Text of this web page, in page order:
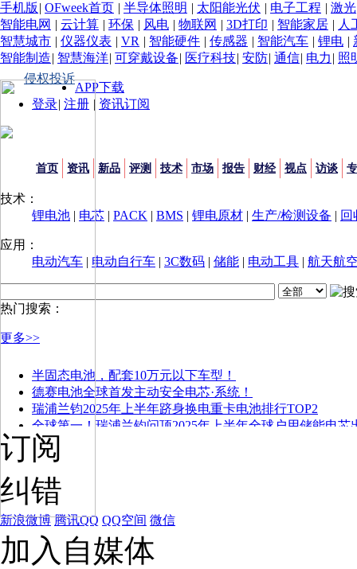
手机版 | OFweek首页 | 半导体照明 | 太阳能光伏 | 电子工程 | 激光
智能电网 | 云计算 | 环保 | 风电 | 物联网 | 3D打印 | 智能家居 | 人
智慧城市 | 仪器仪表 | VR | 智能硬件 | 传感器 | 智能汽车 | 锂电 |
智能制造| 智慧海洋| 可穿戴设备| 医疗科技| 安防| 通信| 电力 | 照
侵权投诉
APP下载
登录| 注册 | 资讯订阅
首页 资讯 新品 评测 技术 市场 报告 财经 视点 访谈
技术：
锂电池 | 电芯 | PACK | BMS | 锂电原材 | 生产/检测设备 | 回
应用：
电动汽车 | 电动自行车 | 3C数码 | 储能 | 电动工具 | 航天航
热门搜索：
更多>>
半固态电池，配套10万元以下车型！
德赛电池全球首发主动安全电芯·系统！
瑞浦兰钧2025年上半年跻身换电重卡电池排行TOP2
全球第一！瑞浦兰钧问顶2025年上半年全球户用储能电芯
订阅
纠错
新浪微博 腾讯QQ QQ空间 微信
加入自媒体